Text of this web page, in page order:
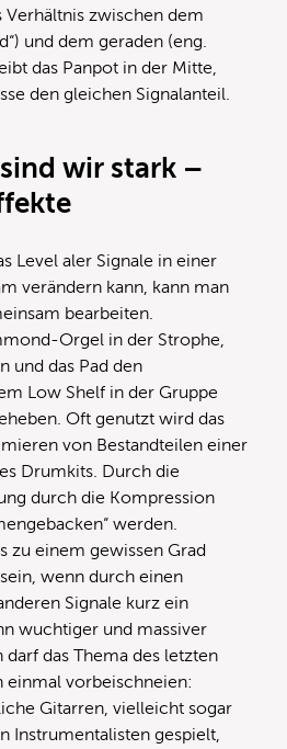
zwischen dem
und dem geraden (eng.
das Panpot in der Mitte,
den gleichen Signalanteil.
wir stark –
Level aler Signale in einer
verändern kann, kann man
bearbeiten.
Orgel in der Strophe,
und das Pad den
Low Shelf in der Gruppe
Oft genutzt wird das
von Bestandteilen einer
Drumkits. Durch die
durch die Kompression
werden.
zu einem gewissen Grad
wenn durch einen
Signale kurz ein
wuchtiger und massiver
das Thema des letzten
einmal vorbeischneien:
Gitarren, vielleicht sogar
Instrumentalisten gespielt,